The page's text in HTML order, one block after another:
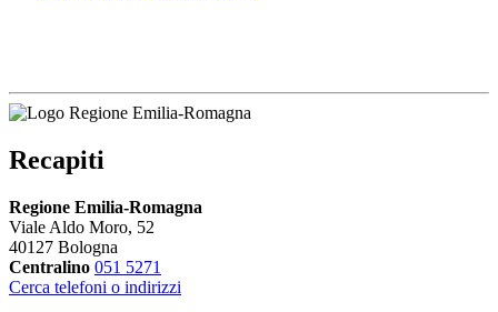
Recapiti
Regione Emilia-Romagna
Viale Aldo Moro, 52
40127 Bologna
Centralino 051 5271
Cerca telefoni o indirizzi